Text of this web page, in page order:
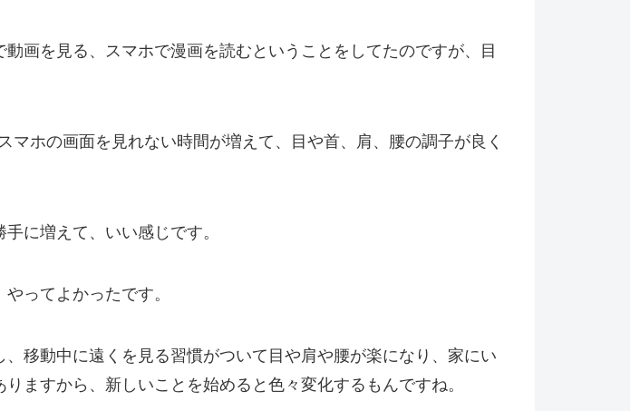
画を見る、スマホで漫画を読むということをしてたのですが、目
ホの画面を見れない時間が増えて、目や首、肩、腰の調子が良く
に増えて、いい感じです。
ってよかったです。
移動中に遠くを見る習慣がついて目や肩や腰が楽になり、家にい
ますから、新しいことを始めると色々変化するもんですね。